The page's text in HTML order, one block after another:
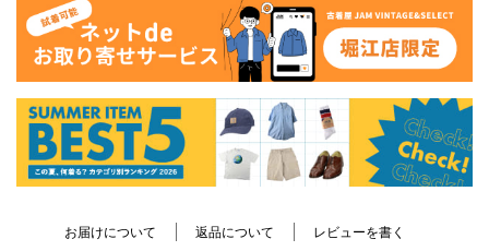
お届けについて 返品について レビューを書く